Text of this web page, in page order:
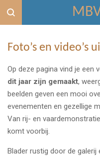
Ga
direct
de
Foto’s en video’s
Op deze pagina vind je een
dit jaar zijn gemaakt,
beelden geven een mooi
evenementen en gezellige
Van rij- en
komt voorbij.
Blader rustig door de